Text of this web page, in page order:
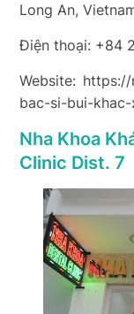
Long An,
Điện thoại: +84
Website:
bac-si-bui-
Nha Khoa
Clinic Dist. 7